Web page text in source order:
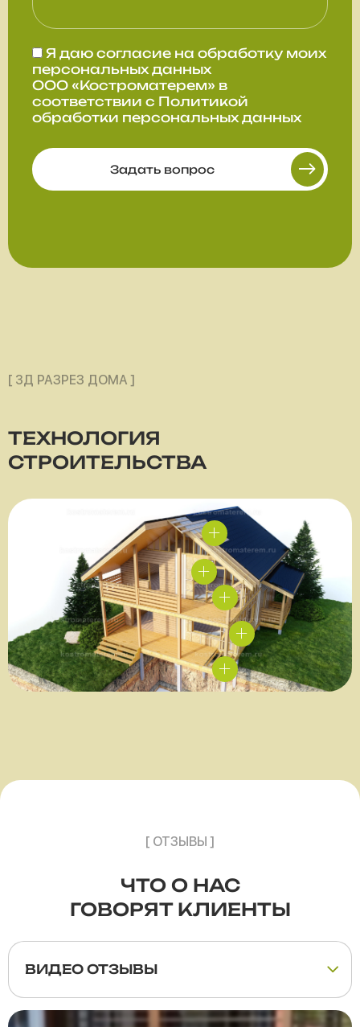
Я даю согласие на обработку моих
персональных данных
ООО «Костроматерем» в
соответствии с Политикой
обработки персональных данных
Задать вопрос
[ 3Д РАЗРЕЗ ДОМА ]
ТЕХНОЛОГИЯ
СТРОИТЕЛЬСТВА
[ ОТЗЫВЫ ]
ЧТО О НАС
ГОВОРЯТ КЛИЕНТЫ